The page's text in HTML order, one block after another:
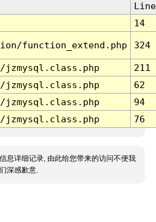
Line
14
function_extend.php 324
jzmysql.class.php
211
jzmysql.class.php
62
jzmysql.class.php
94
jzmysql.class.php 76
息详细记录, 由此给您带来的访问不便我
们深感歉意.